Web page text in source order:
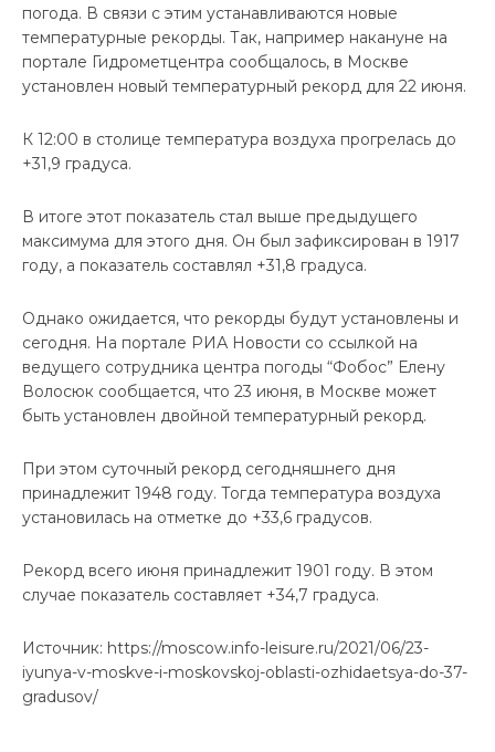
погода. В связи с этим устанавливаются новые
температурные рекорды. Так, например накануне на
портале Гидрометцентра сообщалось, в Москве
установлен новый температурный рекорд для 22 июня.
К 12:00 в столице температура воздуха прогрелась до
+31,9 градуса.
В итоге этот показатель стал выше предыдущего
максимума для этого дня. Он был зафиксирован в 1917
году, а показатель составлял +31,8 градуса.
Однако ожидается, что рекорды будут установлены и
сегодня. На портале РИА Новости со ссылкой на
ведущего сотрудника центра погоды “Фобос” Елену
Волосюк сообщается, что 23 июня, в Москве может
быть установлен двойной температурный рекорд.
При этом суточный рекорд сегодняшнего дня
принадлежит 1948 году. Тогда температура воздуха
установилась на отметке до +33,6 градусов.
Рекорд всего июня принадлежит 1901 году. В этом
случае показатель составляет +34,7 градуса.
Источник: https://moscow.info-leisure.ru/2021/06/23-
iyunya-v-moskve-i-moskovskoj-oblasti-ozhidaetsya-do-37-
gradusov/